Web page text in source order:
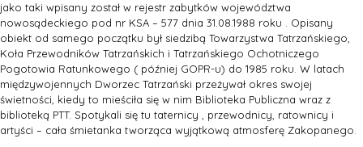
jako taki wpisany został w rejestr zabytków województwa
nowosądeckiego pod nr KSA – 577 dnia 31.08.1988 roku . Opisany
obiekt od samego początku był siedzibą Towarzystwa Tatrzańskiego,
Koła Przewodników Tatrzańskich i Tatrzańskiego Ochotniczego
Pogotowia Ratunkowego ( później GOPR-u) do 1985 roku. W latach
międzywojennych Dworzec Tatrzański przeżywał okres swojej
świetności, kiedy to mieściła się w nim Biblioteka Publiczna wraz z
biblioteką PTT. Spotykali się tu taternicy , przewodnicy, ratownicy i
artyści – cała śmietanka tworząca wyjątkową atmosferę Zakopanego.